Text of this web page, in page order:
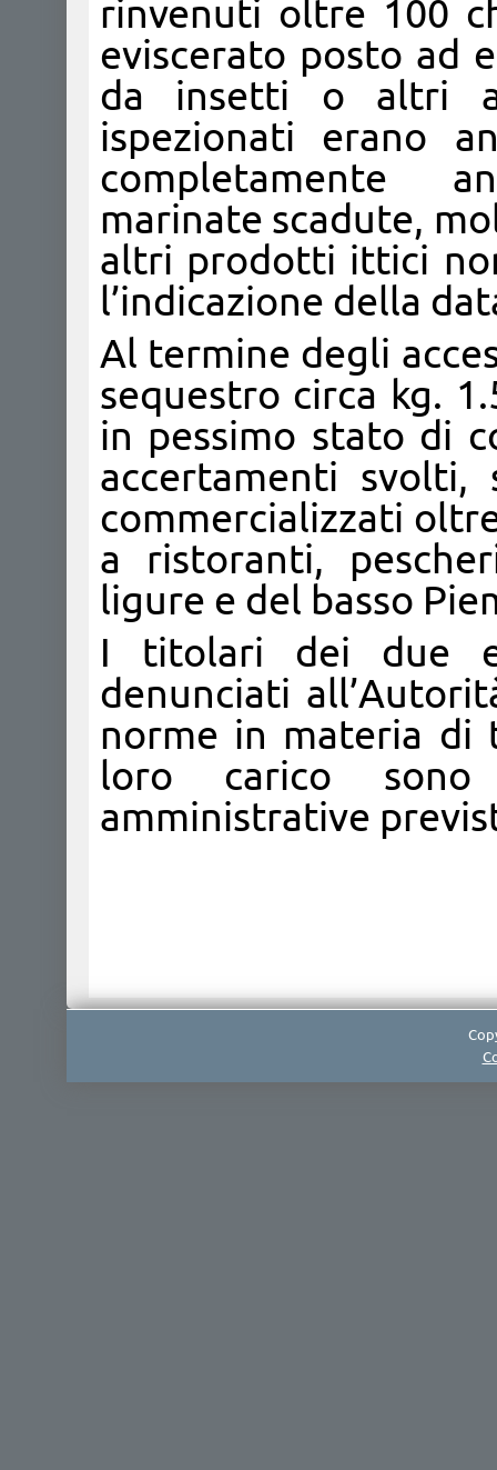
rinvenuti oltre 100
eviscerato posto ad
da insetti o altri
ispezionati erano
completamente
marinate scadute,
altri prodotti ittici
l’indicazione della
Al termine degli
sequestro circa kg.
in pessimo stato di
accertamenti
commercializzati
a ristoranti,
ligure e del basso
I titolari dei due
denunciati
norme in materia di
loro carico
amministrative